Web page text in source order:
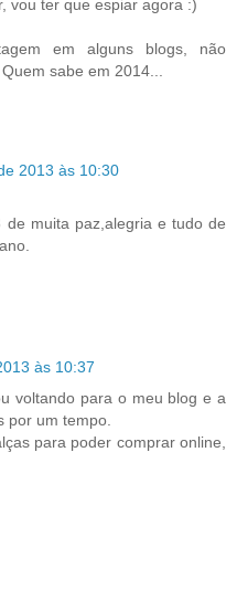
vou ter que espiar agora :)
em alguns blogs, não
sabe em 2014...
2013 às 10:30
muita paz,alegria e tudo de
às 10:37
voltando para o meu blog e a
por um tempo.
para poder comprar online,